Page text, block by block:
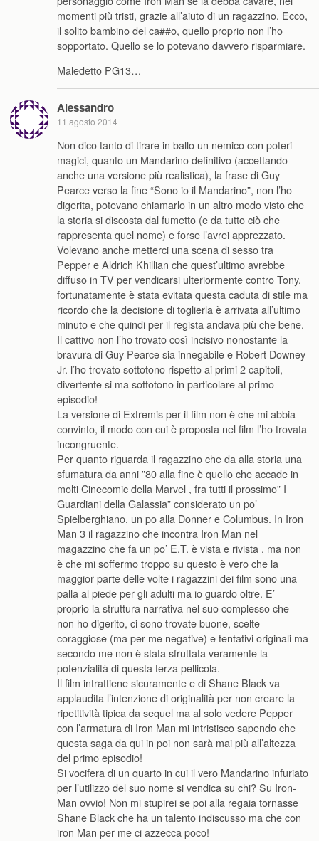
momenti più tristi, grazie all’aiuto di un ragazzino. Ecco,
il solito bambino del ca##o, quello proprio non l’ho
sopportato. Quello se lo potevano davvero risparmiare.
Maledetto PG13…
Alessandro
11 agosto 2014
Non dico tanto di tirare in ballo un nemico con poteri
magici, quanto un Mandarino definitivo (accettando
anche una versione più realistica), la frase di Guy
Pearce verso la fine “Sono io il Mandarino”, non l’ho
digerita, potevano chiamarlo in un altro modo visto che
la storia si discosta dal fumetto (e da tutto ciò che
rappresenta quel nome) e forse l’avrei apprezzato.
Volevano anche metterci una scena di sesso tra
Pepper e Aldrich Khillian che quest’ultimo avrebbe
diffuso in TV per vendicarsi ulteriormente contro Tony,
fortunatamente è stata evitata questa caduta di stile ma
ricordo che la decisione di toglierla è arrivata all’ultimo
minuto e che quindi per il regista andava più che bene.
Il cattivo non l’ho trovato così incisivo nonostante la
bravura di Guy Pearce sia innegabile e Robert Downey
Jr. l’ho trovato sottotono rispetto ai primi 2 capitoli,
divertente si ma sottotono in particolare al primo
episodio!
La versione di Extremis per il film non è che mi abbia
convinto, il modo con cui è proposta nel film l’ho trovata
incongruente.
Per quanto riguarda il ragazzino che da alla storia una
sfumatura da anni ”80 alla fine è quello che accade in
molti Cinecomic della Marvel , fra tutti il prossimo” I
Guardiani della Galassia” considerato un po’
Spielberghiano, un po alla Donner e Columbus. In Iron
Man 3 il ragazzino che incontra Iron Man nel
magazzino che fa un po’ E.T. è vista e rivista , ma non
è che mi soffermo troppo su questo è vero che la
maggior parte delle volte i ragazzini dei film sono una
palla al piede per gli adulti ma io guardo oltre. E’
proprio la struttura narrativa nel suo complesso che
non ho digerito, ci sono trovate buone, scelte
coraggiose (ma per me negative) e tentativi originali ma
secondo me non è stata sfruttata veramente la
potenzialità di questa terza pellicola.
Il film intrattiene sicuramente e di Shane Black va
applaudita l’intenzione di originalità per non creare la
ripetitività tipica da sequel ma al solo vedere Pepper
con l’armatura di Iron Man mi intristisco sapendo che
questa saga da qui in poi non sarà mai più all’altezza
del primo episodio!
Si vocifera di un quarto in cui il vero Mandarino infuriato
per l’utilizzo del suo nome si vendica su chi? Su Iron-
Man ovvio! Non mi stupirei se poi alla regaia tornasse
Shane Black che ha un talento indiscusso ma che con
iron Man per me ci azzecca poco!